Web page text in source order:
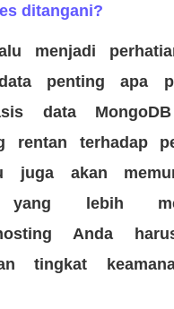
ditangani?
menjadi
penting apa
data
rentan terhadap
juga akan
yang lebih
Anda
tingkat